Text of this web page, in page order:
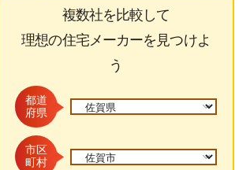
複数社を比較して
理想の住宅メーカーを見つけよ
う
都道
府県
市区
町村